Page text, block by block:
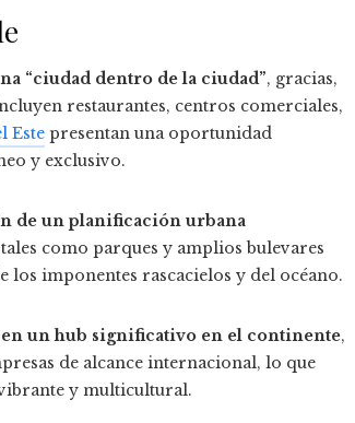
“ciudad dentro de la ciudad”, gracias,
restaurantes, centros comerciales,
Este presentan una oportunidad
y exclusivo.
de un planificación urbana
como parques y amplios bulevares
los imponentes rascacielos y del océano.
en un hub significativo en el continente,
de alcance internacional, lo que
y multicultural.